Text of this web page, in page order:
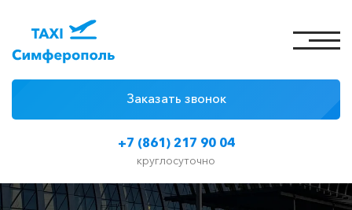
+7 (861) 217 90 04
круглосуточно
Заказать звонок
Цены на такси
Классы автомобилей